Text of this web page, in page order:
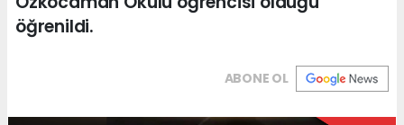
öğrenildi.
ABONE OL